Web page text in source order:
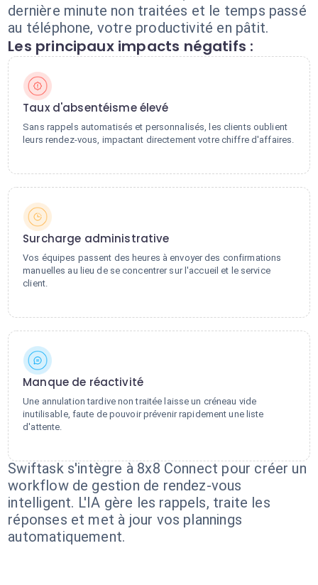
dernière minute non traitées et le temps passé
au téléphone, votre productivité en pâtit.
Les principaux impacts négatifs :
Taux d'absentéisme élevé
Sans rappels automatisés et personnalisés, les clients oublient
leurs rendez-vous, impactant directement votre chiffre d'affaires.
Surcharge administrative
Vos équipes passent des heures à envoyer des confirmations
manuelles au lieu de se concentrer sur l'accueil et le service
client.
Manque de réactivité
Une annulation tardive non traitée laisse un créneau vide
inutilisable, faute de pouvoir prévenir rapidement une liste
d'attente.
Swiftask s'intègre à 8x8 Connect pour créer un
workflow de gestion de rendez-vous
intelligent. L'IA gère les rappels, traite les
réponses et met à jour vos plannings
automatiquement.